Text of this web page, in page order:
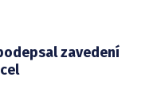
zavedení